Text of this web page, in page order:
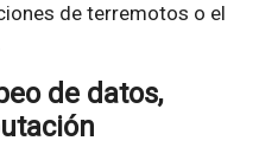
de terremotos o el
de datos,